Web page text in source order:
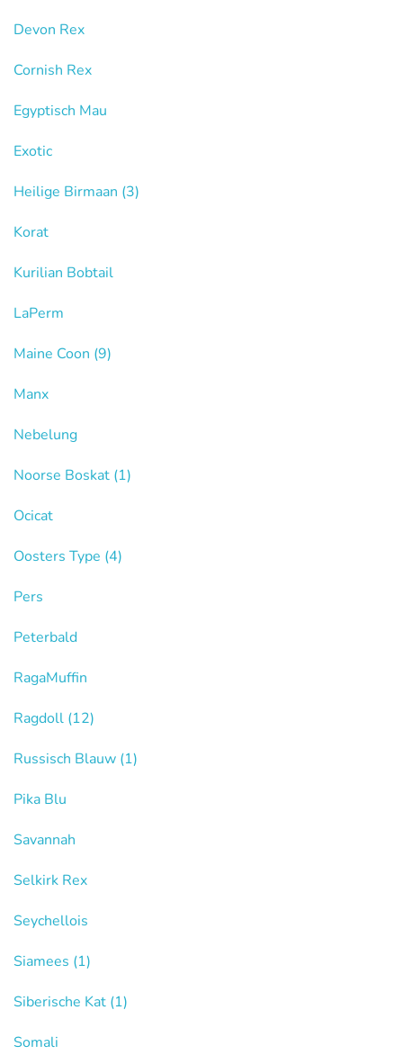
Devon Rex
Cornish Rex
Egyptisch Mau
Exotic
Heilige Birmaan (3)
Korat
Kurilian Bobtail
LaPerm
Maine Coon (9)
Manx
Nebelung
Noorse Boskat (1)
Ocicat
Oosters Type (4)
Pers
Peterbald
RagaMuffin
Ragdoll (12)
Russisch Blauw (1)
Pika Blu
Savannah
Selkirk Rex
Seychellois
Siamees (1)
Siberische Kat (1)
Somali